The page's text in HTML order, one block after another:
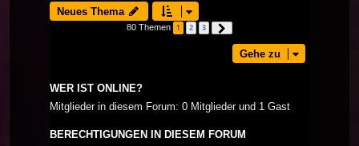
Neues Thema
80 Themen 1 2 3
Gehe zu
WER IST ONLINE?
Mitglieder in diesem Forum: 0 Mitglieder und 1 Gast
BERECHTIGUNGEN IN DIESEM FORUM